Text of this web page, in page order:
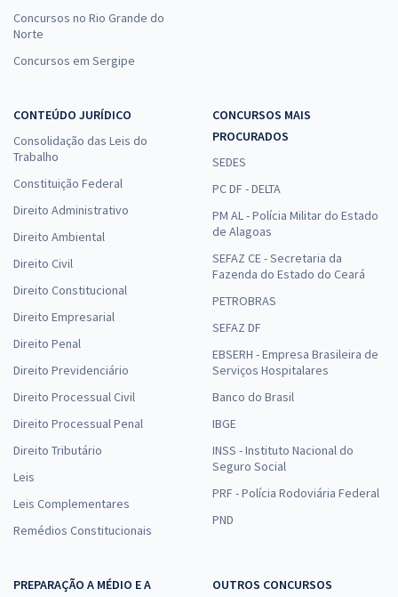
Concursos no Rio Grande do
Norte
Concursos em Sergipe
CONTEÚDO JURÍDICO
Consolidação das Leis do
Trabalho
Constituição Federal
Direito Administrativo
Direito Ambiental
Direito Civil
Direito Constitucional
Direito Empresarial
Direito Penal
Direito Previdenciário
Direito Processual Civil
Direito Processual Penal
Direito Tributário
Leis
Leis Complementares
Remédios Constitucionais
CONCURSOS MAIS
PROCURADOS
SEDES
PC DF - DELTA
PM AL - Polícia Militar do Estado
de Alagoas
SEFAZ CE - Secretaria da
Fazenda do Estado do Ceará
PETROBRAS
SEFAZ DF
EBSERH - Empresa Brasileira de
Serviços Hospitalares
Banco do Brasil
IBGE
INSS - Instituto Nacional do
Seguro Social
PRF - Polícia Rodoviária Federal
PND
PREPARAÇÃO A MÉDIO E A
OUTROS CONCURSOS